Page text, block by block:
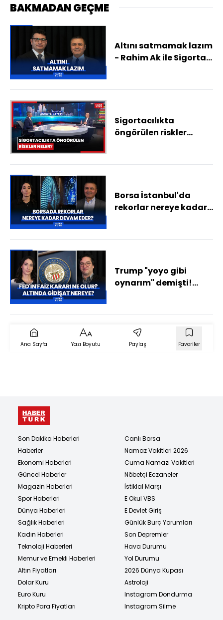
BAKMADAN GEÇME
Altını satmamak lazım
- Rahim Ak ile Sigorta
Sigortacılıkta
öngörülen riskler
Borsa İstanbul'da
rekorlar nereye kadar
etkiler?
Trump "yoyo gibi
oynarım" demişti!
gidişat nereye?
Ana Sayfa Yazı Boyutu Paylaş Favoriler
Son Dakika Haberleri
Haberler
Ekonomi Haberleri
Güncel Haberler
Magazin Haberleri
Spor Haberleri
Dünya Haberleri
Sağlık Haberleri
Kadın Haberleri
Teknoloji Haberleri
Memur ve Emekli Haberleri
Altın Fiyatları
Dolar Kuru
Euro Kuru
Kripto Para Fiyatları
Canlı Borsa
Namaz Vakitleri 2026
Cuma Namazı Vakitleri
Nöbetçi Eczaneler
İstiklal Marşı
E Okul VBS
E Devlet Giriş
Günlük Burç Yorumları
Son Depremler
Hava Durumu
Yol Durumu
2026 Dünya Kupası
Astroloji
Instagram Dondurma
Instagram Silme